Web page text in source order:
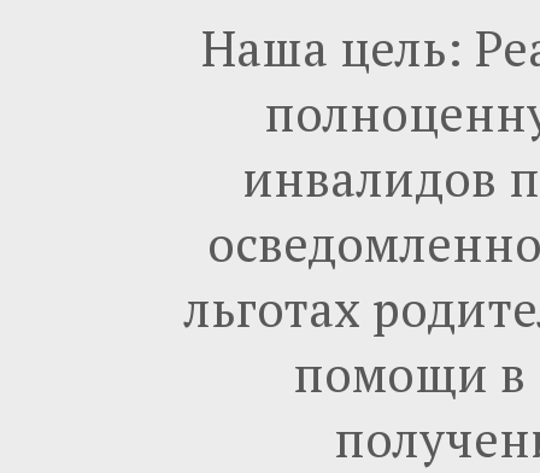
Наша цель:
инвалидов
льготах
помощи в